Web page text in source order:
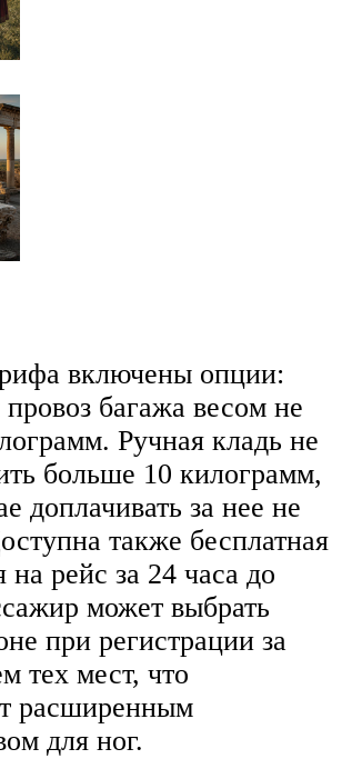
включены опции:
багажа весом не
Ручная кладь не
больше 10 килограмм,
доплачивать за нее не
также бесплатная
на рейс за 24 часа до
может выбрать
при регистрации за
тех мест, что
расширенным
для ног.